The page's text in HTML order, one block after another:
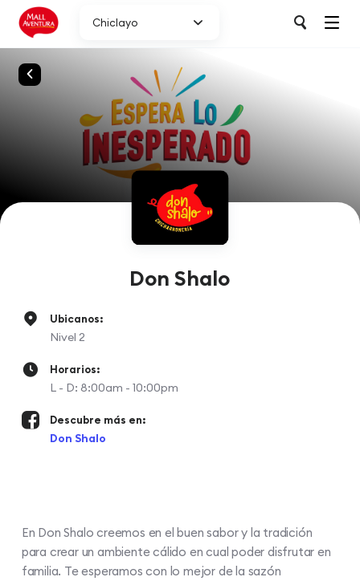
Chiclayo
Don Shalo
Ubicanos:
Nivel 2
Horarios:
L - D: 8:00am - 10:00pm
Descubre más en:
Don Shalo
En Don Shalo creemos en el buen sabor y la tradición
para crear un ambiente cálido en cual poder disfrutar en
familia. Te esperamos con lo mejor de la sazón